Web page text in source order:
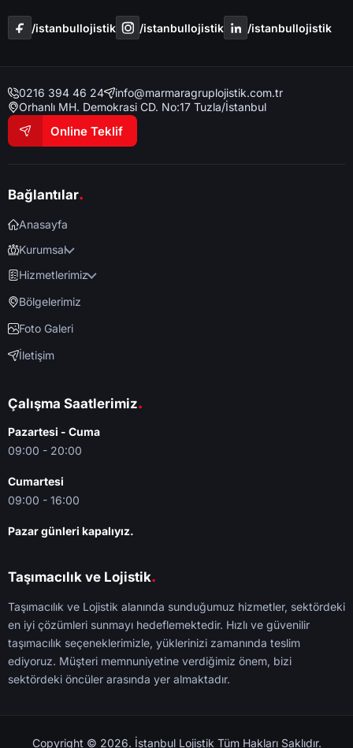
/i̇stanbullojistik /i̇stanbullojistik /i̇stanbullojistik
0216 394 46 24
info@marmaragruplojistik.com.tr
Orhanlı MH. Demokrasi CD. No:17 Tuzla/İstanbul
Online Teklif
Bağlantılar.
Anasayfa
Kurumsal
Hizmetlerimiz
Bölgelerimiz
Foto Galeri
İletişim
Çalışma Saatlerimiz.
Pazartesi - Cuma
09:00 - 20:00
Cumartesi
09:00 - 16:00
Pazar günleri kapalıyız.
Taşımacılık ve Lojistik.
Taşımacılık ve Lojistik alanında sunduğumuz hizmetler, sektördeki
en iyi çözümleri sunmayı hedeflemektedir. Hızlı ve güvenilir
taşımacılık seçeneklerimizle, yüklerinizi zamanında teslim
ediyoruz. Müşteri memnuniyetine verdiğimiz önem, bizi
sektördeki öncüler arasında yer almaktadır.
Copyright © 2026. İstanbul Lojistik Tüm Hakları Saklıdır.